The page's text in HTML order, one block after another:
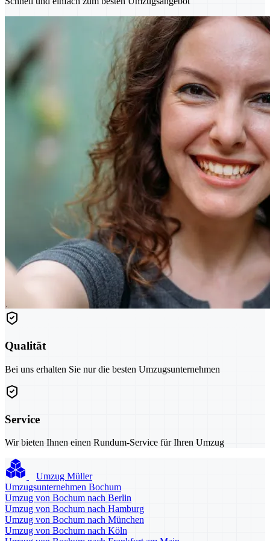
Qualität
Bei uns erhalten Sie nur die besten Umzugsunternehmen
Service
Wir bieten Ihnen einen Rundum-Service für Ihren Umzug
Umzug Müller
Umzugsunternehmen Bochum
Umzug von Bochum nach Berlin
Umzug von Bochum nach Hamburg
Umzug von Bochum nach München
Umzug von Bochum nach Köln